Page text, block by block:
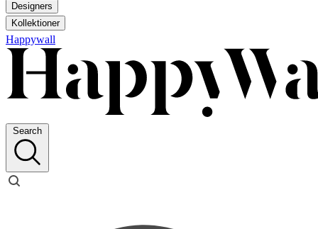
Designers
Kollektioner
Happywall
Search